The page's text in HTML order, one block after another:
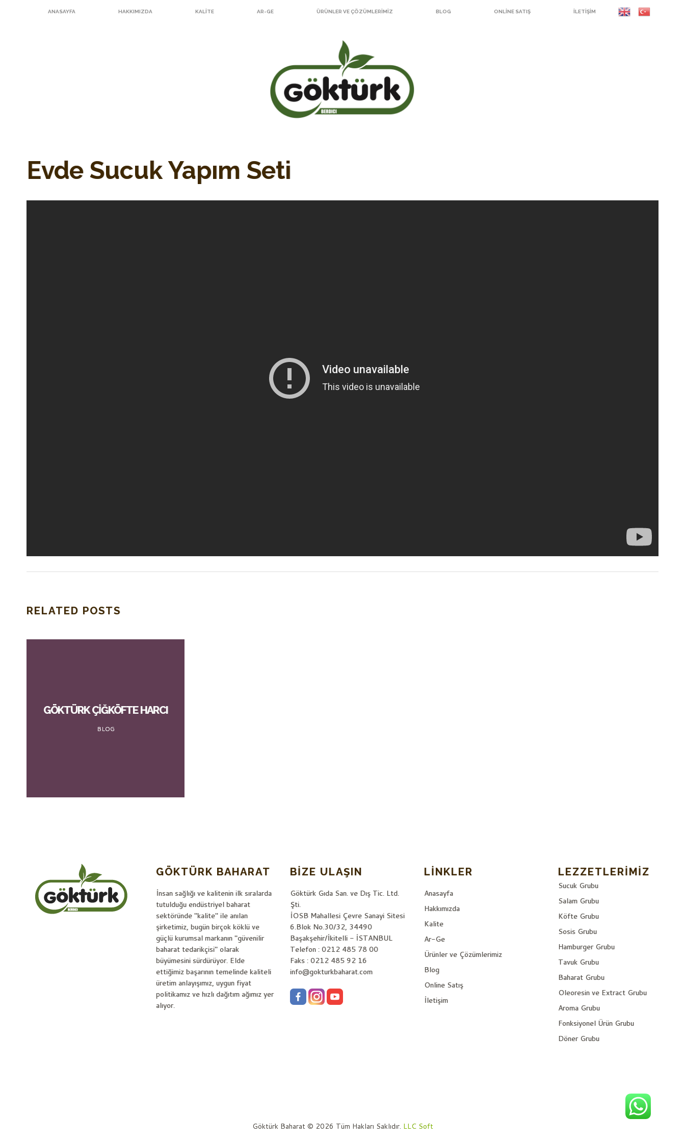
ANASAYFA HAKKIMIZDA KALITE AR-GE ÜRÜNLER VE ÇÖZÜMLERIMIZ BLOG ONLINE SATIŞ İLETIŞIM
Evde Sucuk Yapım Seti
RELATED POSTS
GÖKTÜRK ÇIĞKÖFTE HARCI
BLOG
GÖKTÜRK BAHARAT
İnsan sağlığı ve kalitenin ilk sıralarda
tutulduğu endüstriyel baharat
sektöründe "kalite" ile anılan
şirketimiz, bugün birçok köklü ve
güçlü kurumsal markanın "güvenilir
baharat tedarikçisi" olarak
büyümesini sürdürüyor. Elde
ettiğimiz başarının temelinde kaliteli
üretim anlayışımız, uygun fiyat
politikamız ve hızlı dağıtım ağımız yer
alıyor.
BIZE ULAŞIN
Göktürk Gıda San. ve Dış Tic. Ltd.
Şti.
İOSB Mahallesi Çevre Sanayi Sitesi
6.Blok No.30/32, 34490
Başakşehir/İkitelli - İSTANBUL
Telefon : 0212 485 78 00
Faks : 0212 485 92 16
info@gokturkbaharat.com
LINKLER
Anasayfa
Hakkımızda
Kalite
Ar-Ge
Ürünler ve Çözümlerimiz
Blog
Online Satış
İletişim
LEZZETLERIMIZ
Sucuk Grubu
Salam Grubu
Köfte Grubu
Sosis Grubu
Hamburger Grubu
Tavuk Grubu
Baharat Grubu
Oleoresin ve Extract Grubu
Aroma Grubu
Fonksiyonel Ürün Grubu
Döner Grubu
Göktürk Baharat © 2026 Tüm Hakları Saklıdır. LLC Soft